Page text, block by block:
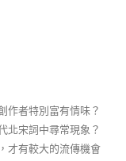
作者特別富有情味？
北宋詞中尋常現象？
才有較大的流傳機會